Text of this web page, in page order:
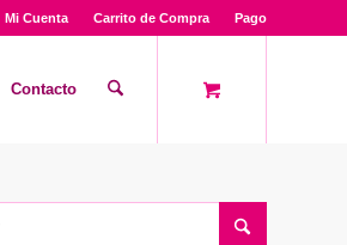
Mi Cuenta Carrito de Compra Pago
Contacto